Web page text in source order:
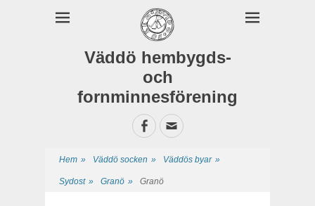
Väddö hembygds-
och
fornminnesförening
Facebook
E-
postadress
Hem » Väddö socken » Väddös byar »
Sydost » Granö » Granö